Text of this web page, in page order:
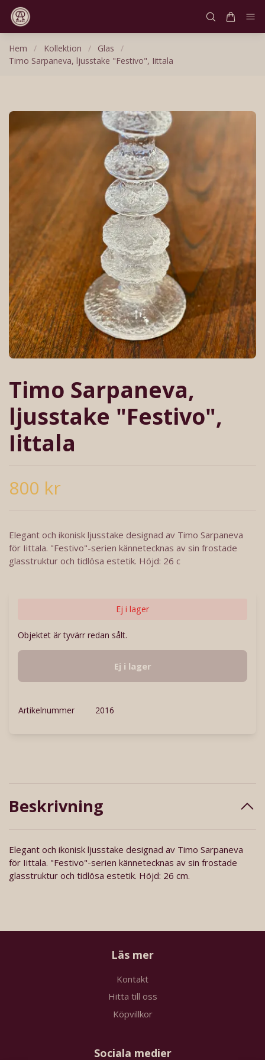
Hem / Kollektion / Glas
/
Timo Sarpaneva, ljusstake "Festivo", Iittala
Timo Sarpaneva,
ljusstake "Festivo",
Iittala
800 kr
Elegant och ikonisk ljusstake designad av Timo Sarpaneva
för Iittala. "Festivo"-serien kännetecknas av sin frostade
glasstruktur och tidlösa estetik. Höjd: 26 c
Ej i lager
Objektet är tyvärr redan sålt.
Ej i lager
Artikelnummer 2016
Beskrivning
Elegant och ikonisk ljusstake designad av Timo Sarpaneva
för Iittala. "Festivo"-serien kännetecknas av sin frostade
glasstruktur och tidlösa estetik. Höjd: 26 cm.
Läs mer
Kontakt
Hitta till oss
Köpvillkor
Sociala medier